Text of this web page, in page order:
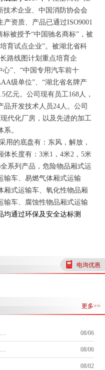
技术企业、中国消防协会会
产资质、产品已通过ISO9001
被授予“中国驰名商标”，被
育试点企业”。被湖北省科
路线图计划重点培育企
”、“中国专用汽车前十
级单位”、“湖北省名牌产
亿元。公司现有员工168人，
品开发技术人员24人。公司
代化厂房，以及先进的加工
。
用的底盘有：东风，解放，
体长度有：3米1 ，4米2 ，5米
全系列产品，危险物品厢式运
输车、易燃气体厢式运输
厢式运输车、氧化性物品厢
输车、腐蚀性物品厢式运输
均通过环保及安全达标测
电询优惠
更多>>
08/06
08/06
08/02